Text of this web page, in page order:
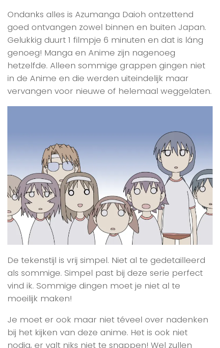
Ondanks alles is Azumanga Daioh ontzettend
goed ontvangen zowel binnen en buiten Japan.
Gelukkig duurt 1 filmpje 6 minuten en dat is láng
genoeg! Manga en Anime zijn nagenoeg
hetzelfde. Alleen sommige grappen gingen niet
in de Anime en die werden uiteindelijk maar
vervangen voor nieuwe of helemaal weggelaten.
De tekenstijl is vrij simpel. Niet al te gedetailleerd
als sommige. Simpel past bij deze serie perfect
vind ik. Sommige dingen moet je niet al te
moeilijk maken!
Je moet er ook maar niet téveel over nadenken
bij het kijken van deze anime. Het is ook niet
nodig, er valt niks niet te snappen! Wel zullen